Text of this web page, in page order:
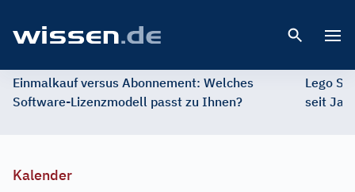
Einmalkauf versus Abonnement: Welches
Software-Lizenzmodell passt zu Ihnen?
Lego
seit
Kalender